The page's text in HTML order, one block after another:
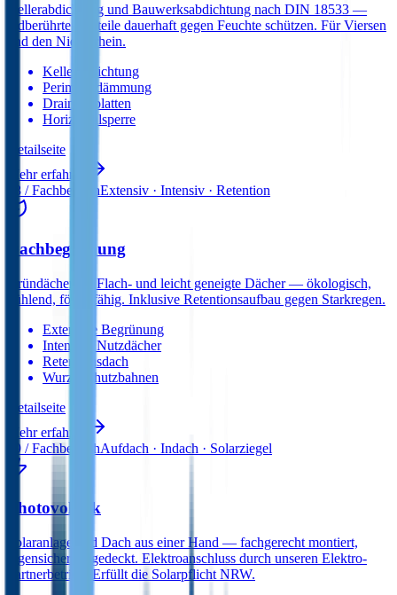
Kellerabdichtung und Bauwerksabdichtung nach DIN 18533 —
erdberührte Bauteile dauerhaft gegen Feuchte schützen. Für Viersen
und den Niederrhein.
Kellerabdichtung
Perimeterdämmung
Drainageplatten
Horizontal­sperre
Detail­seite
Mehr erfahren
08 / FachbereichExtensiv · Intensiv · Retention
Dachbegrünung
Gründächer für Flach- und leicht geneigte Dächer — ökologisch,
kühlend, förderfähig. Inklusive Retentionsaufbau gegen Starkregen.
Extensive Begrünung
Intensive Nutzdächer
Retentionsdach
Wurzelschutz­bahnen
Detail­seite
Mehr erfahren
09 / FachbereichAufdach · Indach · Solarziegel
Photovoltaik
Solaranlage und Dach aus einer Hand — fachgerecht montiert,
regensicher eingedeckt. Elektroanschluss durch unseren Elektro-
Partnerbetrieb. Erfüllt die Solarpflicht NRW.